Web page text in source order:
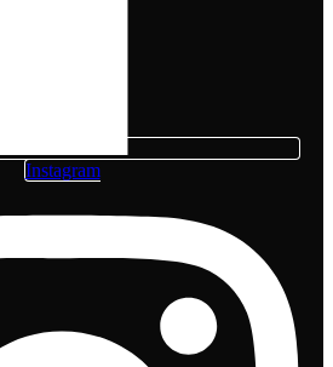
Instagram